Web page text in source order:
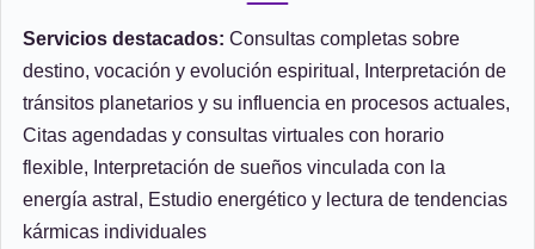
Servicios destacados: Consultas completas sobre
destino, vocación y evolución espiritual, Interpretación de
tránsitos planetarios y su influencia en procesos actuales,
Citas agendadas y consultas virtuales con horario
flexible, Interpretación de sueños vinculada con la
energía astral, Estudio energético y lectura de tendencias
kármicas individuales